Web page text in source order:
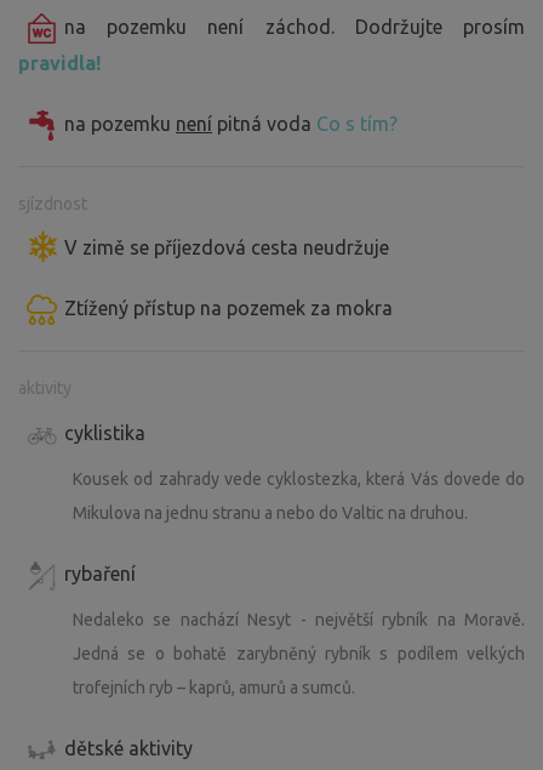
na pozemku není záchod. Dodržujte prosím
pravidla!
na pozemku není pitná voda Co s tím?
sjízdnost
V zimě se příjezdová cesta neudržuje
Ztížený přístup na pozemek za mokra
aktivity
cyklistika
Kousek od zahrady vede cyklostezka, která Vás dovede do
Mikulova na jednu stranu a nebo do Valtic na druhou.
rybaření
Nedaleko se nachází Nesyt - největší rybník na Moravě.
Jedná se o bohatě zarybněný rybník s podílem velkých
trofejních ryb – kaprů, amurů a sumců.
dětské aktivity